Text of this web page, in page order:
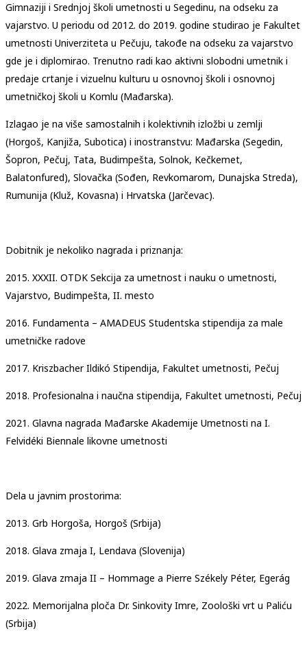
Gimnaziji i Srednjoj školi umetnosti u Segedinu, na odseku za
vajarstvo. U periodu od 2012. do 2019. godine studirao je Fakultet
umetnosti Univerziteta u Pečuju, takođe na odseku za vajarstvo
gde je i diplomirao. Trenutno radi kao aktivni slobodni umetnik i
predaje crtanje i vizuelnu kulturu u osnovnoj školi i osnovnoj
umetničkoj školi u Komlu (Mađarska).
Izlagao je na više samostalnih i kolektivnih izložbi u zemlji
(Horgoš, Kanjiža, Subotica) i inostranstvu: Mađarska (Segedin,
Šopron, Pečuj, Tata, Budimpešta, Solnok, Kečkemet,
Balatonfured), Slovačka (Sođen, Revkomarom, Dunajska Streda),
Rumunija (Kluž, Kovasna) i Hrvatska (Jarčevac).
Dobitnik je nekoliko nagrada i priznanja:
2015. XXXII. OTDK Sekcija za umetnost i nauku o umetnosti,
Vajarstvo, Budimpešta, II. mesto
2016. Fundamenta – AMADEUS Studentska stipendija za male
umetničke radove
2017. Kriszbacher Ildikó Stipendija, Fakultet umetnosti, Pečuj
2018. Profesionalna i naučna stipendija, Fakultet umetnosti, Pečuj
2021. Glavna nagrada Mađarske Akademije Umetnosti na I.
Felvidéki Biennale likovne umetnosti
Dela u javnim prostorima:
2013. Grb Horgoša, Horgoš (Srbija)
2018. Glava zmaja I, Lendava (Slovenija)
2019. Glava zmaja II – Hommage a Pierre Székely Péter, Egerág
2022. Memorijalna ploča Dr. Sinkovity Imre, Zoološki vrt u Paliću
(Srbija)